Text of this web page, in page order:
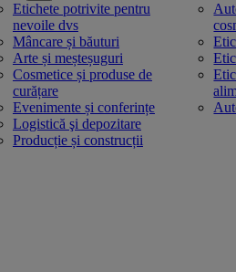
Etichete potrivite pentru
nevoile dvs
Mâncare și băuturi
Arte și meșteșuguri
Cosmetice și produse de
curățare
Evenimente și conferințe
Logistică şi depozitare
Producție și construcții